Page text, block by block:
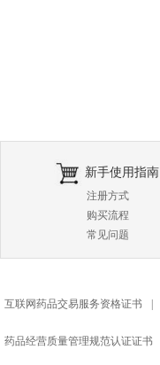
新手使用指南
注册方式
购买流程
常见问题
互联网药品交易服务资格证书
药品经营质量管理规范认证证书